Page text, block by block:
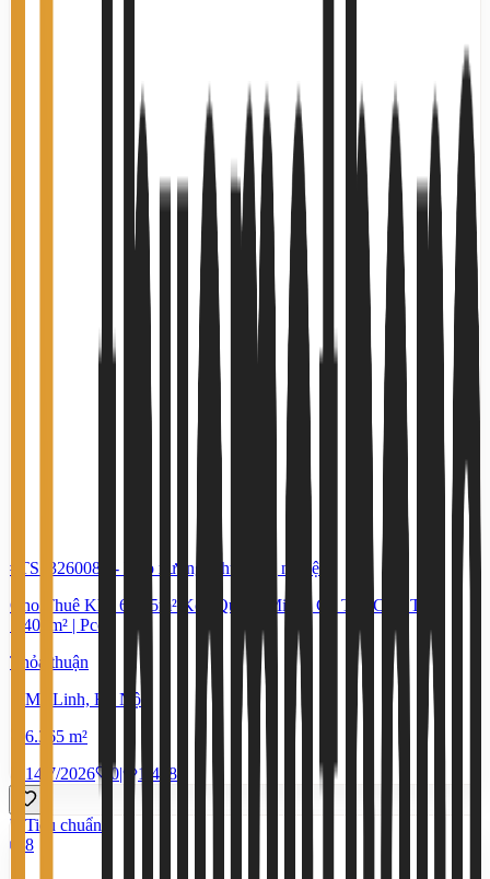
#TS13260085 -
Kho xưởng, khu công nghiệp
Cho Thuê Kho 6.365m² Kcn Quang Minh | Có Thể Chia Từ
1.400m² | Pccc
Thỏa thuận
Mê Linh, Hà Nội
6.365 m²
14/7/2026
0| 1.468
Tiêu chuẩn
8